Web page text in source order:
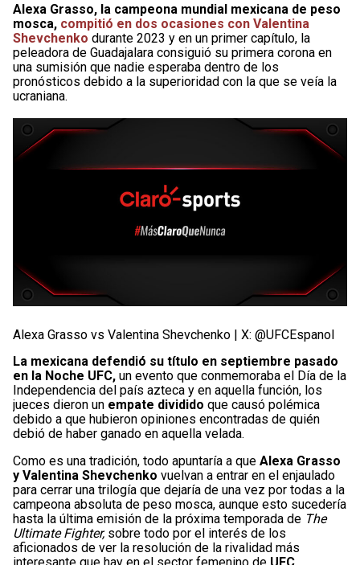
Alexa Grasso, la campeona mundial mexicana de peso
mosca, compitió en dos ocasiones con Valentina
Shevchenko durante 2023 y en un primer capítulo, la
peleadora de Guadajalara consiguió su primera corona en
una sumisión que nadie esperaba dentro de los
pronósticos debido a la superioridad con la que se veía la
ucraniana.
Alexa Grasso vs Valentina Shevchenko | X: @UFCEspanol
La mexicana defendió su título en septiembre pasado
en la Noche UFC, un evento que conmemoraba el Día de la
Independencia del país azteca y en aquella función, los
jueces dieron un empate dividido que causó polémica
debido a que hubieron opiniones encontradas de quién
debió de haber ganado en aquella velada.
Como es una tradición, todo apuntaría a que Alexa Grasso
y Valentina Shevchenko vuelvan a entrar en el enjaulado
para cerrar una trilogía que dejaría de una vez por todas a la
campeona absoluta de peso mosca, aunque esto sucedería
hasta la última emisión de la próxima temporada de The
Ultimate Fighter, sobre todo por el interés de los
aficionados de ver la resolución de la rivalidad más